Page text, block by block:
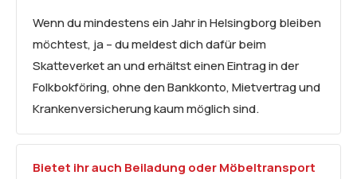
Wenn du mindestens ein Jahr in Helsingborg bleiben
möchtest, ja – du meldest dich dafür beim
Skatteverket an und erhältst einen Eintrag in der
Folkbokföring, ohne den Bankkonto, Mietvertrag und
Krankenversicherung kaum möglich sind.
Bietet ihr auch Beiladung oder Möbeltransport